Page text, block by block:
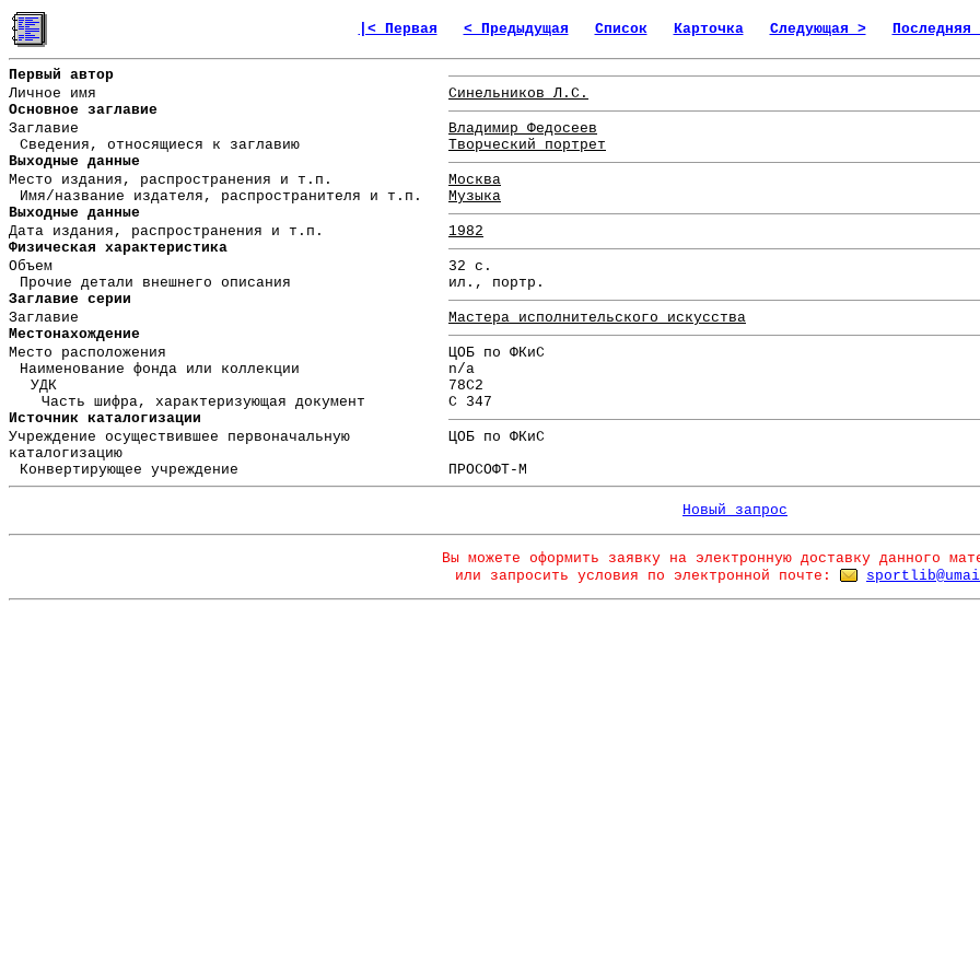
|< Первая < Предыдущая Список Карточка Следующая > Последняя
Первый автор
Личное имя
Синельников Л.С.
Основное заглавие
Заглавие
Владимир Федосеев
Сведения, относящиеся к заглавию
Творческий портрет
Выходные данные
Место издания, распространения и т.п.
Москва
Имя/название издателя, распространителя и т.п.
Музыка
Выходные данные
Дата издания, распространения и т.п.
1982
Физическая характеристика
Объем
32 с.
Прочие детали внешнего описания
ил., портр.
Заглавие серии
Заглавие
Мастера исполнительского искусства
Местонахождение
Место расположения
ЦОБ по ФКиС
Наименование фонда или коллекции
n/a
УДК
78С2
Часть шифра, характеризующая документ
С 347
Источник каталогизации
Учреждение осуществившее первоначальную
каталогизацию
ЦОБ по ФКиС
Конвертирующее учреждение
ПРОСОФТ-М
Новый запрос
Вы можете оформить заявку на электронную доставку данного
или запросить условия по электронной почте: